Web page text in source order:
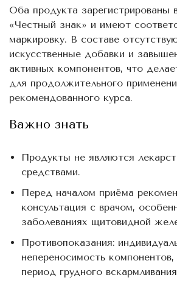
Оба продукта зарегистрированы
«Честный знак» и имеют
маркировку. В составе
искусственные добавки и
активных компонентов, что
для продолжительного
рекомендованного курса.
Важно знать
Продукты не являются
средствами.
Перед началом приёма
консультация с врачом,
заболеваниях щитовидной
Противопоказания:
непереносимость
период грудного